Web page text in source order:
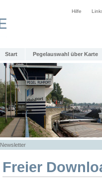
Hilfe
Start Pegelauswahl über Karte
Newsletter
Freier